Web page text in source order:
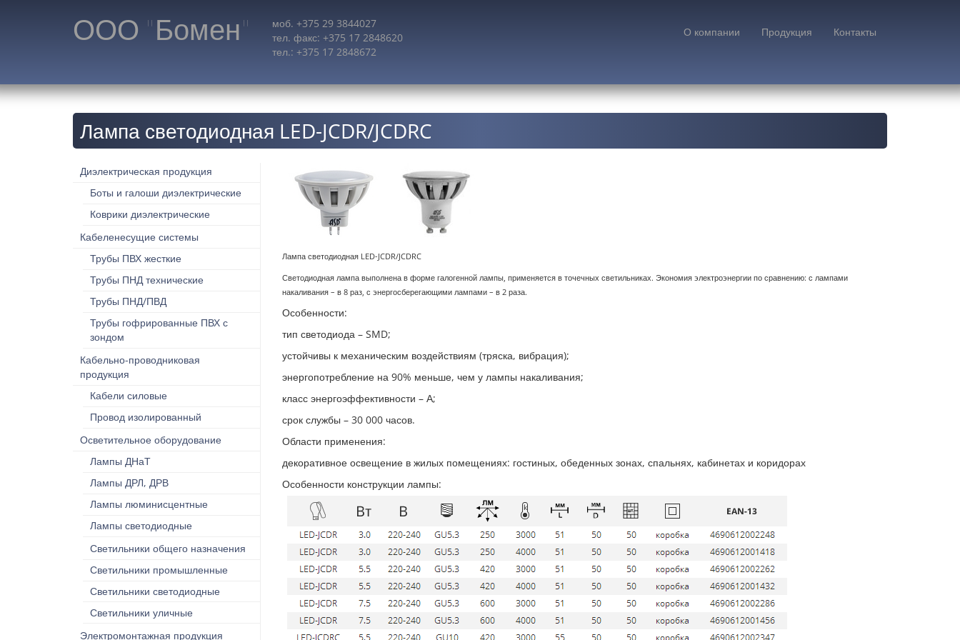
ООО "Бомен"
моб. +375 29 3844027
тел. факс: +375 17 2848620
тел.: +375 17 2848672
О компании Продукция Контакты
Лампа светодиодная LED-JCDR/JCDRC
Диэлектрическая продукция
Боты и галоши диэлектрические
Коврики диэлектрические
Кабеленесущие системы
Трубы ПВХ жесткие
Трубы ПНД технические
Трубы ПНД/ПВД
Трубы гофрированные ПВХ с
зондом
Кабельно-проводниковая
продукция
Кабели силовые
Провод изолированный
Осветительное оборудование
Лампы ДНаТ
Лампы ДРЛ, ДРВ
Лампы люминисцентные
Лампы светодиодные
Светильники общего назначения
Светильники промышленные
Светильники светодиодные
Светильники уличные
Электромонтажная продукция
Лампа светодиодная LED-JCDR/JCDRC
Светодиодная лампа выполнена в форме галогенной лампы, применяется в точечных светильниках. Экономия электроэнергии по сравнению: с лампами
накаливания – в 8 раз, с энергосберегающими лампами – в 2 раза.
Особенности:
тип светодиода – SMD;
устойчивы к механическим воздействиям (тряска, вибрация);
энергопотребление на 90% меньше, чем у лампы накаливания;
класс энергоэффективности – А;
срок службы – 30 000 часов.
Области применения:
декоративное освещение в жилых помещениях: гостиных, обеденных зонах, спальнях, кабинетах и коридорах
Особенности конструкции лампы: